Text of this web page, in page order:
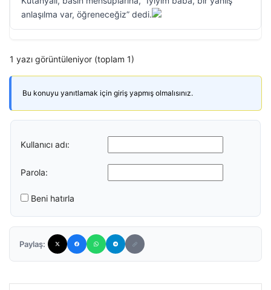
anlaşılma var, öğreneceğiz” dedi.
1 yazı görüntüleniyor (toplam 1)
Bu konuyu yanıtlamak için giriş yapmış olmalısınız.
Kullanıcı adı:
Parola:
Beni hatırla
Paylaş: